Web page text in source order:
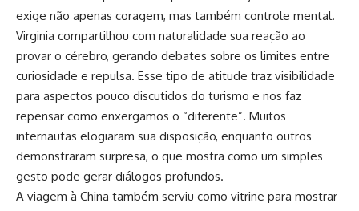
exige não apenas coragem, mas também controle mental.
Virginia compartilhou com naturalidade sua reação ao
provar o cérebro, gerando debates sobre os limites entre
curiosidade e repulsa. Esse tipo de atitude traz visibilidade
para aspectos pouco discutidos do turismo e nos faz
repensar como enxergamos o “diferente”. Muitos
internautas elogiaram sua disposição, enquanto outros
demonstraram surpresa, o que mostra como um simples
gesto pode gerar diálogos profundos.
A viagem à China também serviu como vitrine para mostrar